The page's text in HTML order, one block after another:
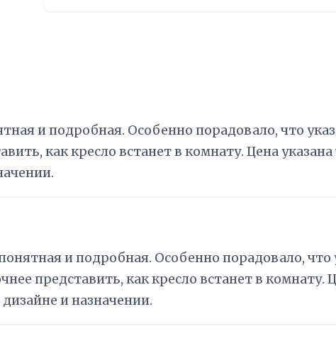
и подробная. Особенно порадовало, что
как кресло встанет в комнату. Цена указана
и подробная. Особенно порадовало,
представить, как кресло встанет в комнату.
и назначении.